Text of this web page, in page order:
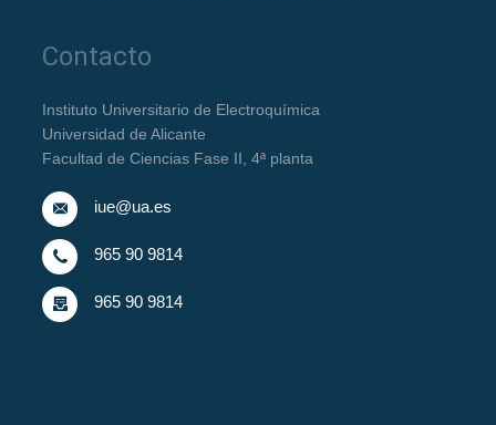
Contacto
Instituto Universitario de Electroquímica
Universidad de Alicante
Facultad de Ciencias Fase II, 4ª planta
iue@ua.es
965 90 9814
965 90 9814